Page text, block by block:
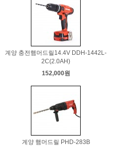
계양 충전햄머드릴14.4V DDH-1442L-
2C(2.0AH)
152,000원
계양 햄머드릴 PHD-283B